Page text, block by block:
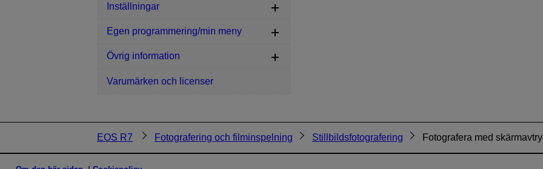
Inställningar
Egen programmering/min meny
Övrig information
Varumärken och licenser
EOS R7 Fotografering och filminspelning Stillbildsfotografering Fotografera med